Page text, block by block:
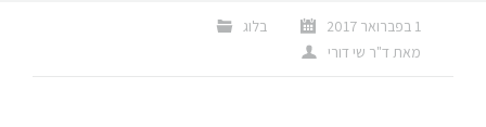
1 בפברואר 2017
בלוג
מאת ד"ר שי דורי